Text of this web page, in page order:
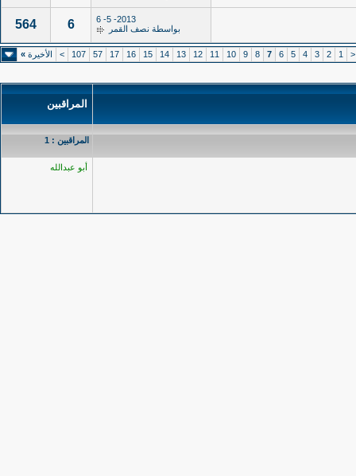
2013- 5- 6
بواسطة نصف القمر 6
564
<
1
2
3
4
5
6
7
8
9
10
11
12
13
14
15
16
17
57
107
> الأخيرة »
المراقبين
المراقبين : 1
أبو عبدالله